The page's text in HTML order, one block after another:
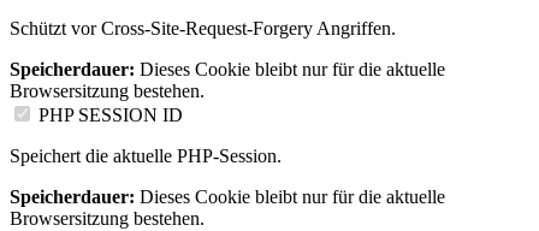
Schützt vor Cross-Site-Request-Forgery Angriffen.
Speicherdauer: Dieses Cookie bleibt nur für die aktuelle
Browsersitzung bestehen.
PHP SESSION ID
Speichert die aktuelle PHP-Session.
Speicherdauer: Dieses Cookie bleibt nur für die aktuelle
Browsersitzung bestehen.